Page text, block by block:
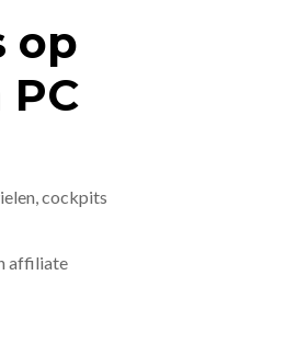
op
cockpits
affiliate